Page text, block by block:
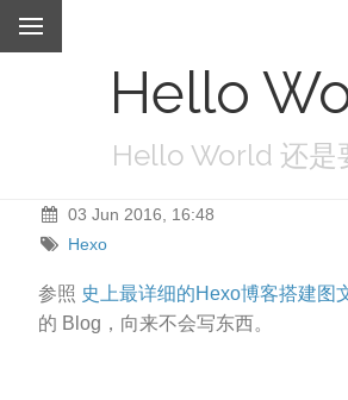
Hello
Hello World 还是
03 Jun 2016, 16:48
Hexo
参照 史上最详细的Hexo博客搭建图
的 Blog，向来不会写东西。